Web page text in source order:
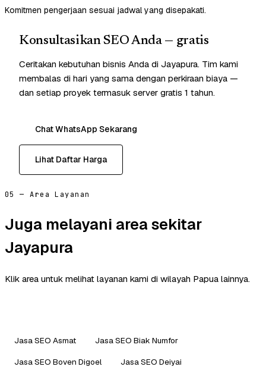
Komitmen pengerjaan sesuai jadwal yang disepakati.
Konsultasikan SEO Anda — gratis
Ceritakan kebutuhan bisnis Anda di Jayapura. Tim kami
membalas di hari yang sama dengan perkiraan biaya —
dan setiap proyek termasuk server gratis 1 tahun.
Chat WhatsApp Sekarang
Lihat Daftar Harga
05 — Area Layanan
Juga melayani area sekitar
Jayapura
Klik area untuk melihat layanan kami di wilayah Papua lainnya.
Jasa SEO Asmat
Jasa SEO Biak Numfor
Jasa SEO Boven Digoel
Jasa SEO Deiyai